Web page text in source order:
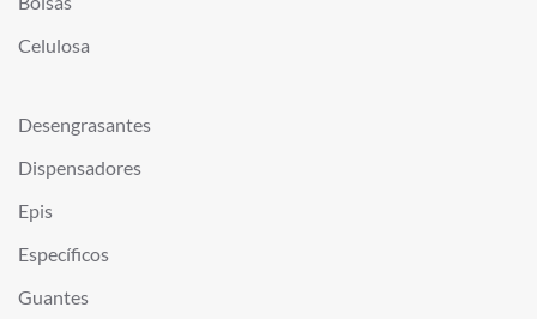
Celulosa
Desengrasantes
Dispensadores
Epis
Específicos
Guantes